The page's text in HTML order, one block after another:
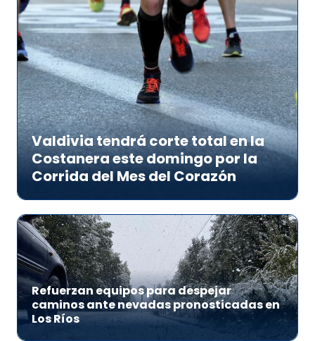
Valdivia tendrá corte total en la
Costanera este domingo por la
Corrida del Mes del Corazón
Refuerzan equipos para despejar
caminos ante nevadas pronosticadas en
Los Ríos